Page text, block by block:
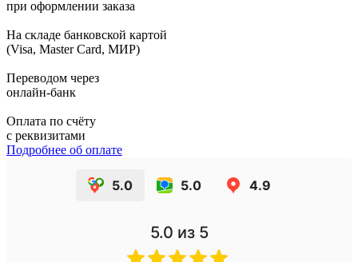
при оформлении заказа
На складе банковской картой
(Visa, Master Card, МИР)
Переводом через
онлайн-банк
Оплата по счёту
с реквизитами
Подробнее об оплате
5.0 5.0 4.9
5.0 из 5